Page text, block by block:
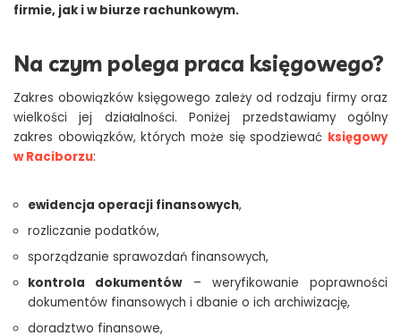
firmie, jak i w biurze rachunkowym.
Na czym polega praca księgowego?
Zakres obowiązków księgowego zależy od rodzaju firmy oraz
wielkości jej działalności. Poniżej przedstawiamy ogólny
zakres obowiązków, których może się spodziewać księgowy
w Raciborzu:
ewidencja operacji finansowych,
rozliczanie podatków,
sporządzanie sprawozdań finansowych,
kontrola dokumentów– weryfikowanie poprawności
dokumentów finansowych i dbanie o ich archiwizację,
doradztwo finansowe,